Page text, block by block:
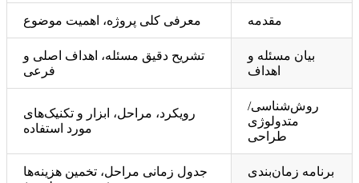
مقدمه معرفی کلی پروژه، اهمیت موضوع
بیان مسئله و
اهداف
تشریح دقیق مسئله، اهداف اصلی و
فرعی
روش‌شناسی/
متدولوژی
طراحی
رویکرد، مراحل، ابزار و تکنیک‌های
مورد استفاده
برنامه زمان‌بندی
جدول زمانی مراحل، تخمین هزینه‌ها